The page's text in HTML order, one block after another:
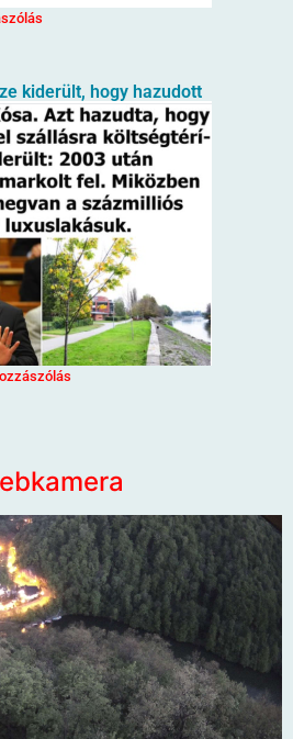
kiderült, hogy hazudott